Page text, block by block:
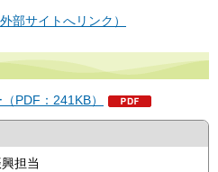
部サイトへリンク）
PDF：241KB）
担当